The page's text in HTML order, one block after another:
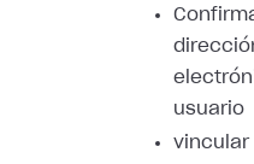
usuario
vincular